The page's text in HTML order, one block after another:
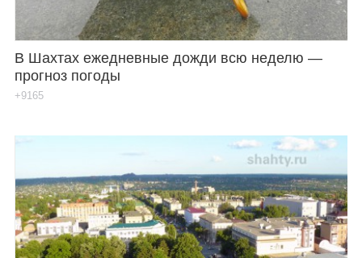
В Шахтах ежедневные дожди всю неделю —
прогноз погоды
+9165